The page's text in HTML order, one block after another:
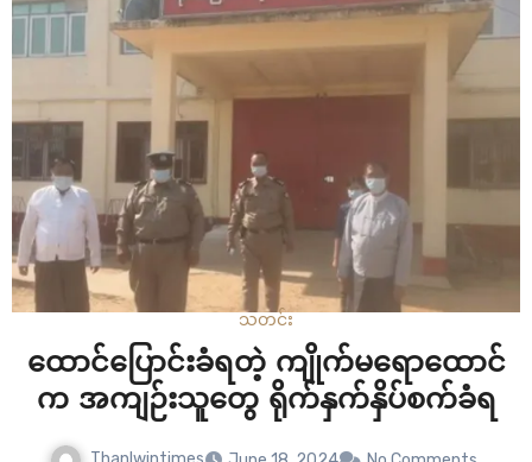
ရောဂါပြင်းထန်မှုနဲ့…
သတင်း
ထောင်ပြောင်းခံရတဲ့ ကျိုက်မရောထောင်
က အကျဉ်းသူတွေ ရိုက်နှက်နှိပ်စက်ခံရ